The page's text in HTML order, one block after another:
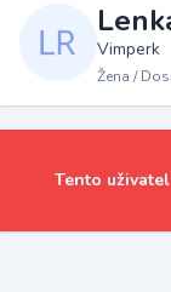
Vimperk
Žena /
Tento